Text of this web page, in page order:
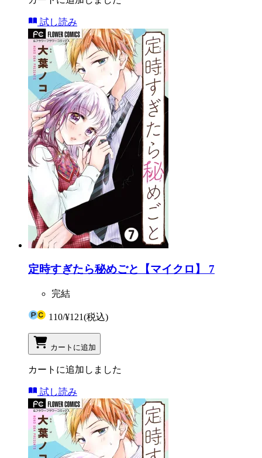
試し読み
定時すぎたら秘めごと【マイクロ】 7
完結
110/¥121(税込)
カートに追加
カートに追加しました
試し読み